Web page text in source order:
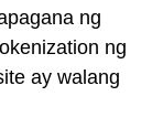
ng
ng
ay walang